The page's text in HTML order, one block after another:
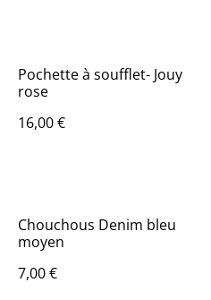
Pochette à soufflet- Jouy
rose
16,00 €
Chouchous Denim bleu
moyen
7,00 €